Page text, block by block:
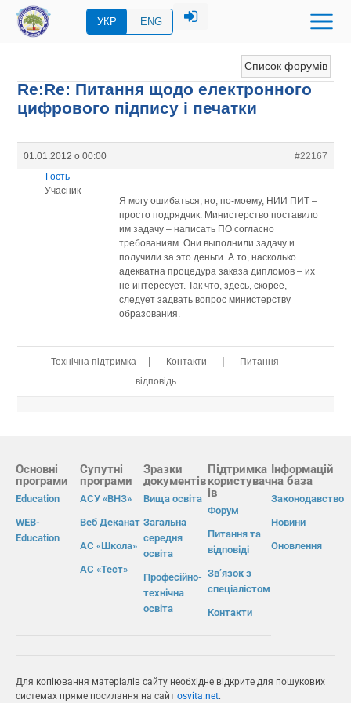
УКР ENG
Список форумів
Re:Re: Питання щодо електронного
цифрового підпису і печатки
01.01.2012 о 00:00
#22167
Гость
Учасник
Я могу ошибаться, но, по-моему, НИИ ПИТ –
просто подрядчик. Министерство поставило
им задачу – написать ПО согласно
требованиям. Они выполнили задачу и
получили за это деньги. А то, насколько
адекватна процедура заказа дипломов – их
не интересует. Так что, здесь, скорее,
следует задвать вопрос министерству
образования.
Технічна підтримка | Контакти |
Питання -
відповідь
Основні
програми
Education
WEB-
Education
Супутні
програми
АСУ «ВНЗ»
Веб Деканат
АС «Школа»
АС «Тест»
Зразки
документів
Вища освіта
Загальна
середня
освіта
Професійно-
технічна
освіта
Підтримка
користувач
ів
Форум
Питання та
відповіді
Зв’язок з
спеціалістом
Контакти
Інформацій
на база
Законодавство
Новини
Оновлення
Для копіювання матеріалів сайту необхідне відкрите для пошукових
системах пряме посилання на сайт osvita.net.